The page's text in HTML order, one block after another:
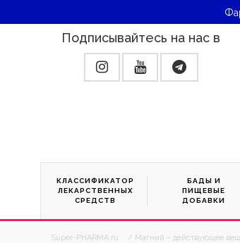
Подписывайтесь на нас в
КЛАССИФИКАТОР
ЛЕКАРСТВЕННЫХ
СРЕДСТВ
БАДЫ И
ПИЩЕВЫЕ
ДОБАВКИ
Super-PHARMA.ru / Магний – действующее